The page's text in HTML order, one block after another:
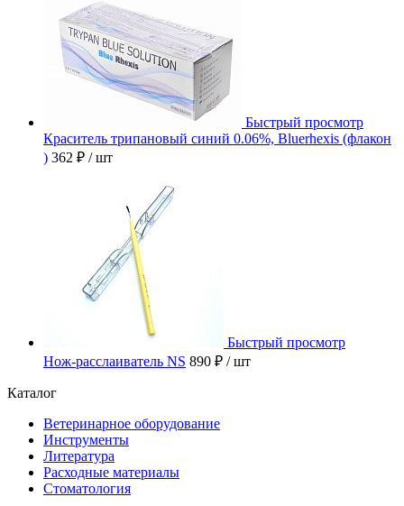
Быстрый просмотр
Краситель трипановый синий 0.06%, Bluerhexis (флакон
) 362 ₽ / шт
Быстрый просмотр
Нож-расслаиватель NS 890 ₽ / шт
Каталог
Ветеринарное оборудование
Инструменты
Литература
Расходные материалы
Стоматология